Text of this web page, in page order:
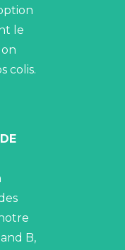
le
colis.
B,